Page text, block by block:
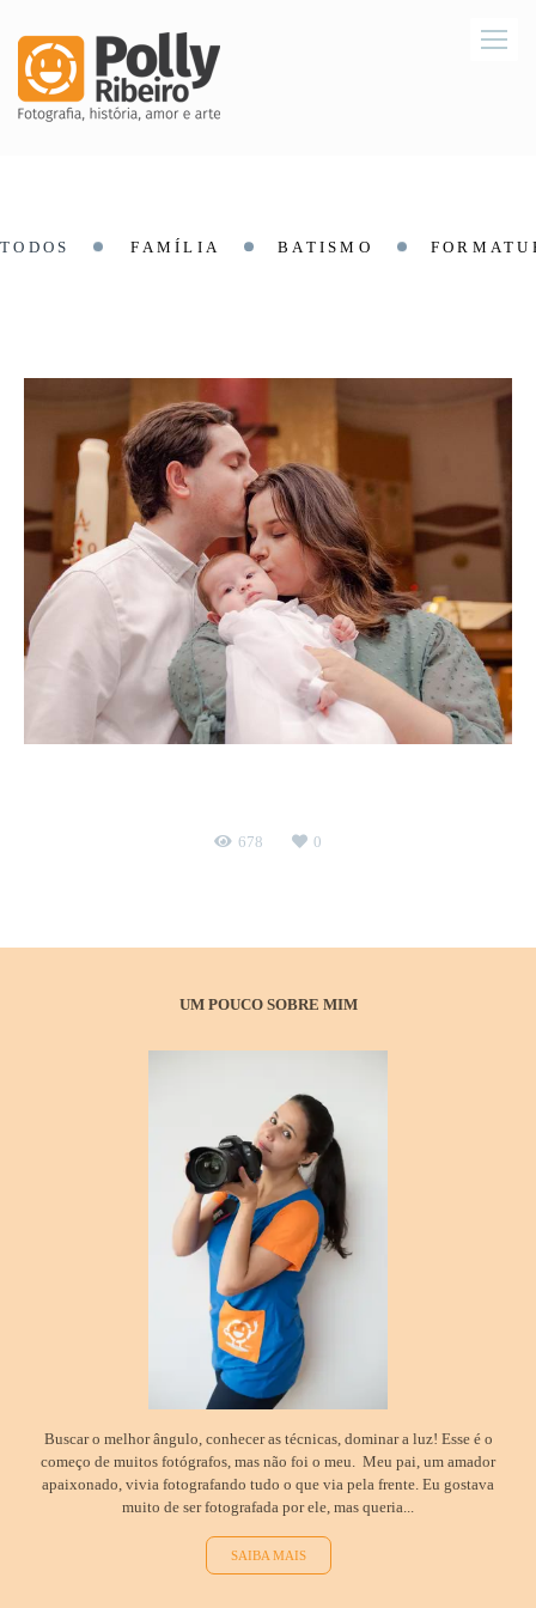
TODOS FAMÍLIA BATISMO
678 0
UM POUCO SOBRE MIM
Buscar o melhor ângulo, conhecer as técnicas, dominar a luz! Esse é o
começo de muitos fotógrafos, mas não foi o meu. Meu pai, um amador
apaixonado, vivia fotografando tudo o que via pela frente. Eu gostava
muito de ser fotografada por ele, mas queria...
SAIBA MAIS